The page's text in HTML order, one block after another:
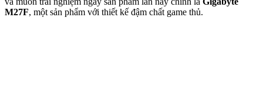
M27F, một sản phẩm với thiết kế đậm chất game thủ.